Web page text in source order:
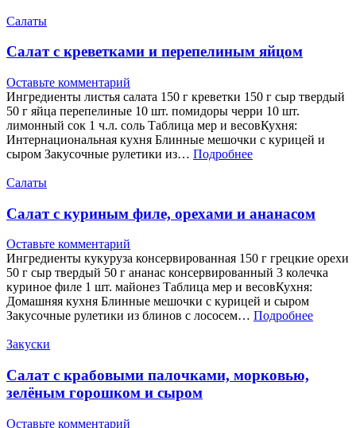
Салаты
Салат с креветками и перепелиным яйцом
Оставьте комментарий
Ингредиенты листья салата 150 г креветки 150 г сыр твердый
50 г яйца перепелиные 10 шт. помидоры черри 10 шт.
лимонный сок 1 ч.л. соль Таблица мер и весовКухня:
Интернациональная кухня Блинные мешочки с курицей и
сыром Закусочные рулетики из… Подробнее
Салаты
Салат с куриным филе, орехами и ананасом
Оставьте комментарий
Ингредиенты кукуруза консервированная 150 г грецкие орехи
50 г сыр твердый 50 г ананас консервированный 3 колечка
куриное филе 1 шт. майонез Таблица мер и весовКухня:
Домашняя кухня Блинные мешочки с курицей и сыром
Закусочные рулетики из блинов с лососем… Подробнее
Закуски
Салат с крабовыми палочками, морковью,
зелёным горошком и сыром
Оставьте комментарий